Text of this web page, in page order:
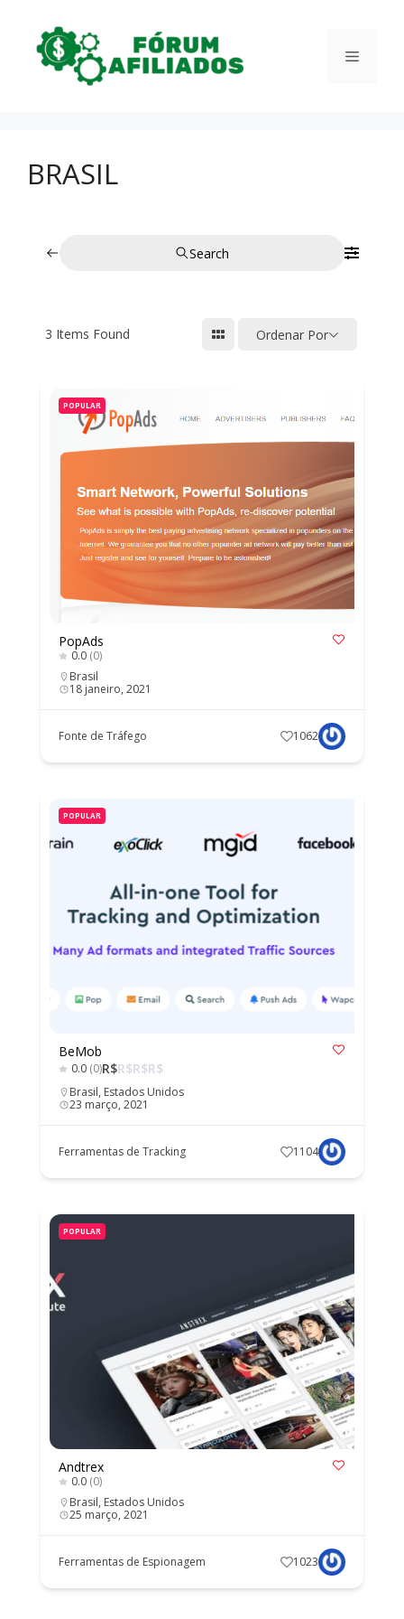
Menu
BRASIL
Search
3 Items Found Ordenar Por
POPULAR
PopAds
0.0 (0)
Brasil
18 janeiro, 2021
Fonte de Tráfego 1062
POPULAR
BeMob
0.0 (0)R$R$R$R$
Brasil, Estados Unidos
23 março, 2021
Ferramentas de Tracking 1104
POPULAR
Andtrex
0.0 (0)
Brasil, Estados Unidos
25 março, 2021
Ferramentas de Espionagem 1023